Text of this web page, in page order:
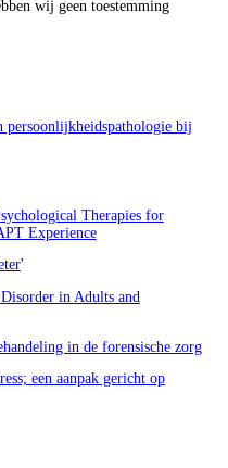
wij geen toestemming
persoonlijkheidspathologie bij
Therapies for
Experience
'
in Adults and
in de forensische zorg
een aanpak gericht op